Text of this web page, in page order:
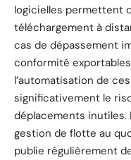
logicielles permettent
téléchargement à
cas de dépassement
conformité
l’automatisation de
significativement le
déplacements inutiles.
gestion de flotte au
publie régulièrement